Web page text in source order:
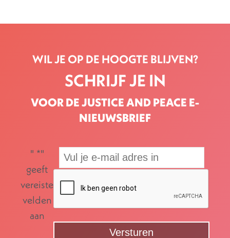
WIL JE OP DE HOOGTE BLIJVEN?
SCHRIJF JE IN
VOOR DE JUSTICE AND PEACE E-
NIEUWSBRIEF
" *"
geeft
vereiste
velden
aan